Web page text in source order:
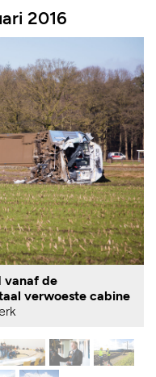
2016
vanaf de
verwoeste cabine